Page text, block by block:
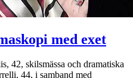
med exet
42, skilsmässa och dramatiska
44, i samband med